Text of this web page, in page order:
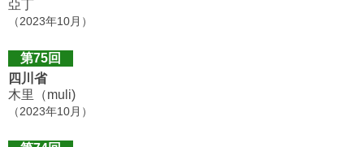
亞丁
（2023年10月）
第75回
四川省
木里（muli)
（2023年10月）